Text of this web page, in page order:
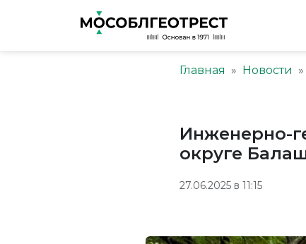
Главная Новости
Инженерно-
округе
27.06.2025 в 11:15